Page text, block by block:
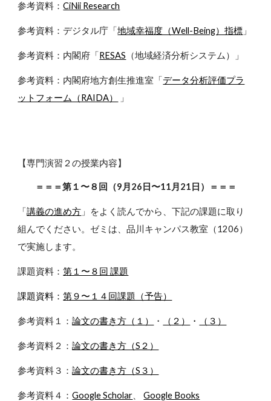
参考資料：CiNii Research
参考資料：デジタル庁「地域幸福度（Well-Being）指標 」
参考資料：内閣府「RESAS （地域経済分析システム）」
参考資料：内閣府地方創生推進室「データ分析評価プラ
ットフォーム（RAIDA）
」
【専門演習２の授業内容】
＝＝＝第１〜８回（9月26日〜11月21日）＝＝＝
「講義の進め方 」をよく読んでから、下記の課題に取り
組んでください。ゼミは、品川キャンパス教室（1206）
で実施します。
課題資料：第１〜８回 課題
課題資料：第９〜１４回課題（予告）
参考資料１：論文の書き方（１） ・ （２） ・ （３）
参考資料２：論文の書き方（S２）
参考資料３：論文の書き方（S３）
参考資料４：Google Scholar 、Google Books